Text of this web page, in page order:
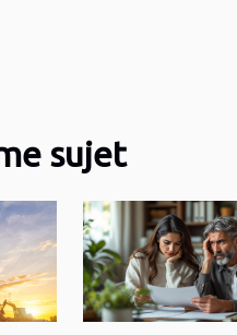
sujet